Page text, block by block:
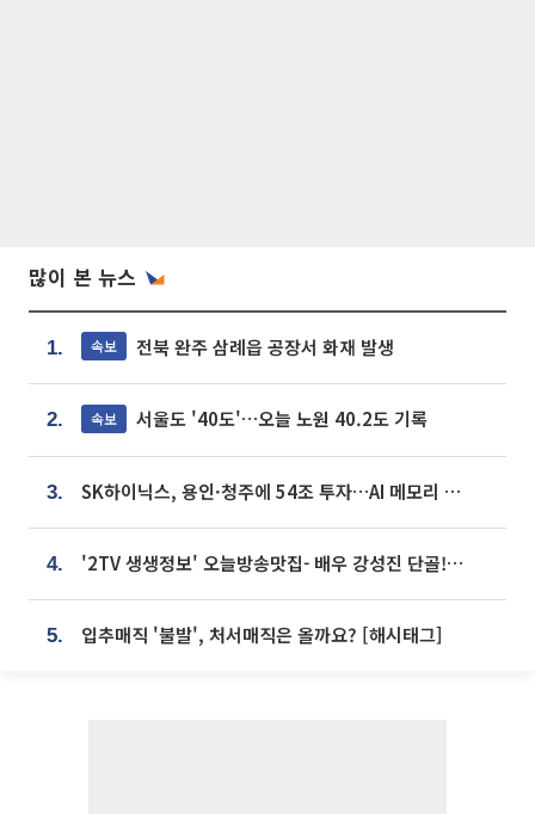
많이 본 뉴스
1. 속보 전북 완주 삼례읍 공장서 화재 발생
2. 속보 서울도 '40도'…오늘 노원 40.2도 기록
3. SK하이닉스, 용인·청주에 54조 투자…AI 메모리 생산기지 키운다
4. '2TV 생생정보' 오늘방송맛집- 배우 강성진 단골! 쌀국수ㆍ푸팟퐁 커리 맛집 '블○○○'
5. 입추매직 '불발', 처서매직은 올까요? [해시태그]